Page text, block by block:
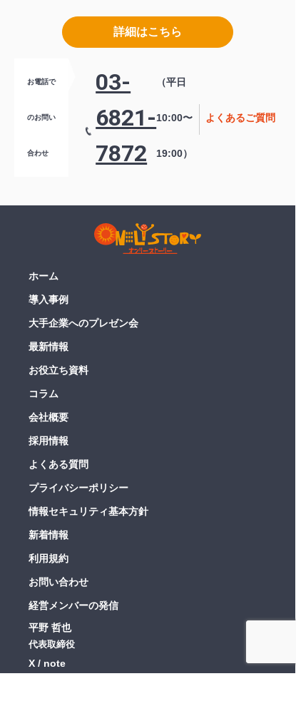
詳細はこちら
お電話で
のお問い
合わせ
03-
6821-
7872
（平日
10:00〜
19:00）
よくあるご質問
ホーム
導入事例
大手企業へのプレゼン会
最新情報
お役立ち資料
コラム
会社概要
採用情報
よくある質問
プライバシーポリシー
情報セキュリティ基本方針
新着情報
利用規約
お問い合わせ
経営メンバーの発信
平野 哲也
代表取締役
X
note